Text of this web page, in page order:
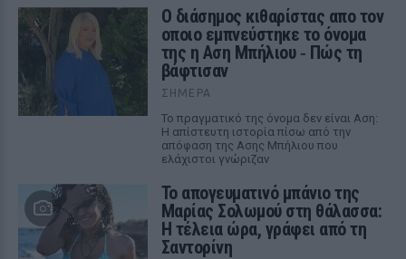
Ο διάσημος κιθαρίστας απο τον
οποιο εμπνεύστηκε το όνομα
της η Αση Μπήλιου ‑ Πώς τη
βάφτισαν
ΣΉΜΕΡΑ
Το πραγματικό της όνομα δεν είναι Αση:
Η απίστευτη ιστορία πίσω από την
απόφαση της Ασης Μπήλιου που
ελάχιστοι γνώριζαν
Το απογευματινό μπάνιο της
Μαρίας Σολωμού στη θάλασσα:
Η τέλεια ώρα, γράφει από τη
Σαντορίνη